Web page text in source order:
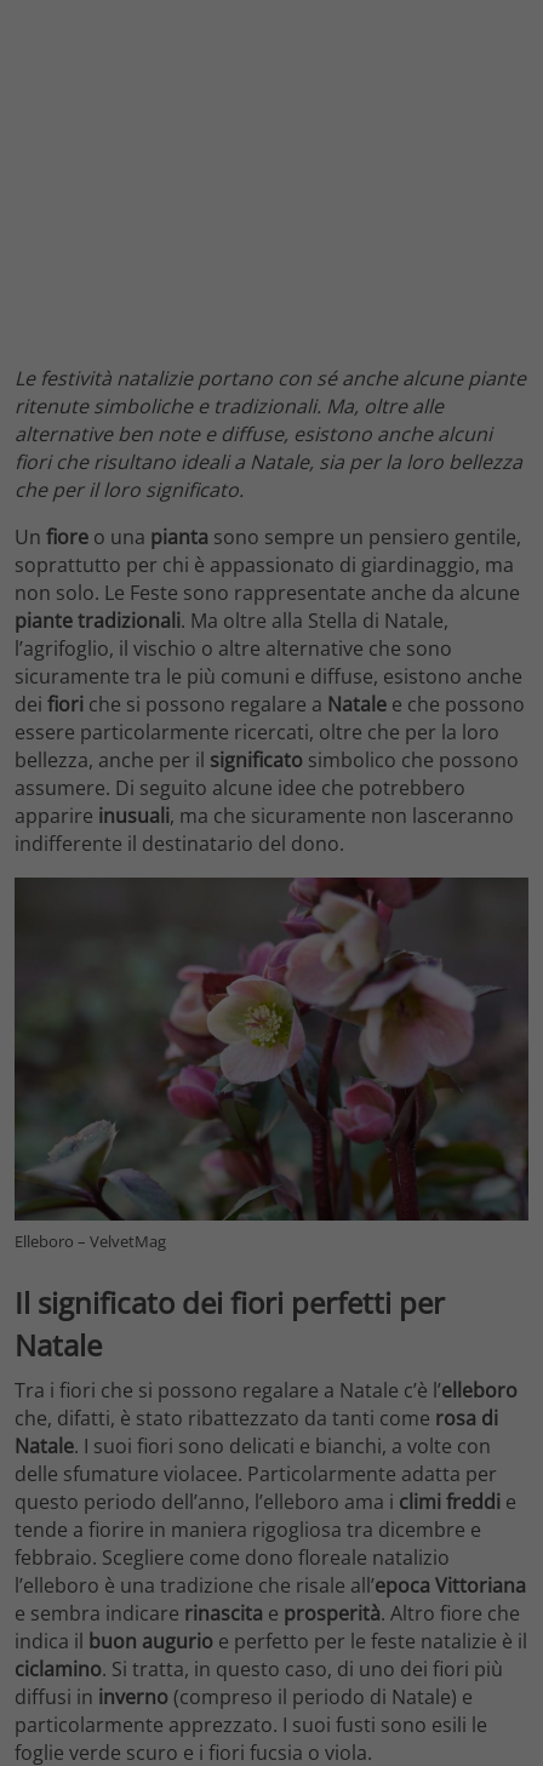
Le festività natalizie portano con sé anche alcune piante
ritenute simboliche e tradizionali. Ma, oltre alle
alternative ben note e diffuse, esistono anche alcuni
fiori che risultano ideali a Natale, sia per la loro bellezza
che per il loro significato.
Un fiore o una pianta sono sempre un pensiero gentile,
soprattutto per chi è appassionato di giardinaggio, ma
non solo. Le Feste sono rappresentate anche da alcune
piante tradizionali. Ma oltre alla Stella di Natale,
l’agrifoglio, il vischio o altre alternative che sono
sicuramente tra le più comuni e diffuse, esistono anche
dei fiori che si possono regalare a Natale e che possono
essere particolarmente ricercati, oltre che per la loro
bellezza, anche per il significato simbolico che possono
assumere. Di seguito alcune idee che potrebbero
apparire inusuali, ma che sicuramente non lasceranno
indifferente il destinatario del dono.
Elleboro – VelvetMag
Il significato dei fiori perfetti per
Natale
Tra i fiori che si possono regalare a Natale c’è l’elleboro
che, difatti, è stato ribattezzato da tanti come rosa di
Natale. I suoi fiori sono delicati e bianchi, a volte con
delle sfumature violacee. Particolarmente adatta per
questo periodo dell’anno, l’elleboro ama i climi freddi e
tende a fiorire in maniera rigogliosa tra dicembre e
febbraio. Scegliere come dono floreale natalizio
l’elleboro è una tradizione che risale all’epoca Vittoriana
e sembra indicare rinascita e prosperità. Altro fiore che
indica il buon augurio e perfetto per le feste natalizie è il
ciclamino. Si tratta, in questo caso, di uno dei fiori più
diffusi in inverno(compreso il periodo di Natale) e
particolarmente apprezzato. I suoi fusti sono esili le
foglie verde scuro e i fiori fucsia o viola.